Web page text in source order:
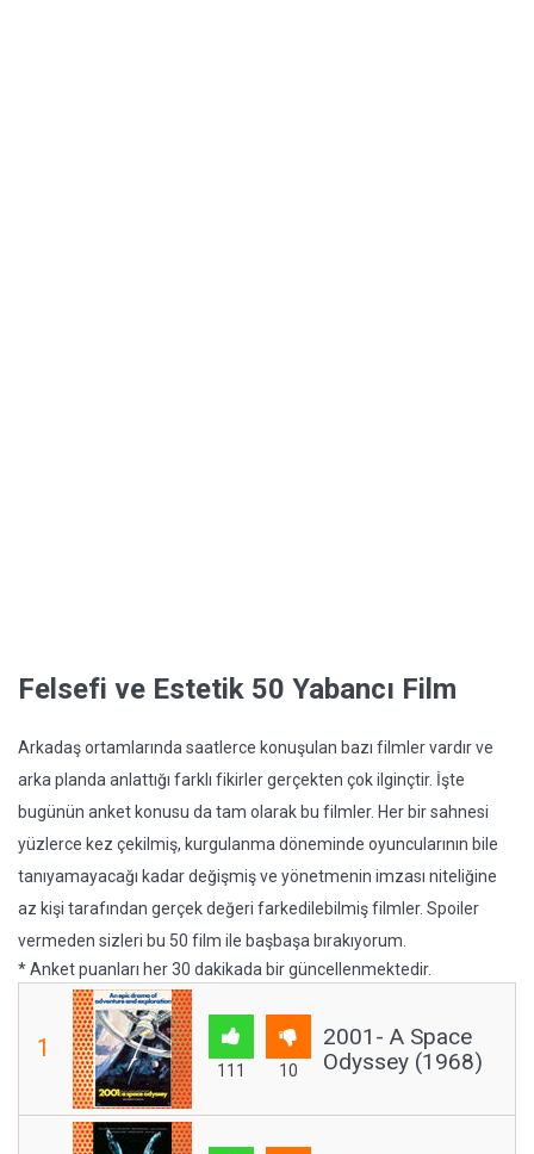
Felsefi ve Estetik 50 Yabancı Film
Arkadaş ortamlarında saatlerce konuşulan bazı filmler vardır ve
arka planda anlattığı farklı fikirler gerçekten çok ilginçtir. İşte
bugünün anket konusu da tam olarak bu filmler. Her bir sahnesi
yüzlerce kez çekilmiş, kurgulanma döneminde oyuncularının bile
tanıyamayacağı kadar değişmiş ve yönetmenin imzası niteliğine
az kişi tarafından gerçek değeri farkedilebilmiş filmler. Spoiler
vermeden sizleri bu 50 film ile başbaşa bırakıyorum.
* Anket puanları her 30 dakikada bir güncellenmektedir.
1
111 10
2001- A Space
Odyssey (1968)